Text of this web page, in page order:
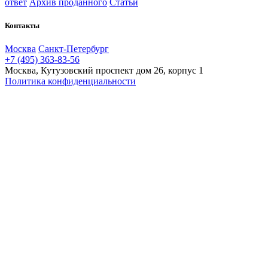
Контакты
Москва Санкт-Петербург
+7 (495) 363-83-56
Москва, Кутузовский проспект дом 26, корпус 1
Политика конфиденциальности